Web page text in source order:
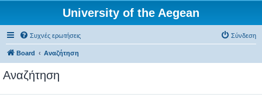
University of the Aegean
Συχνές ερωτήσεις Σύνδεση
Board Αναζήτηση
Αναζήτηση